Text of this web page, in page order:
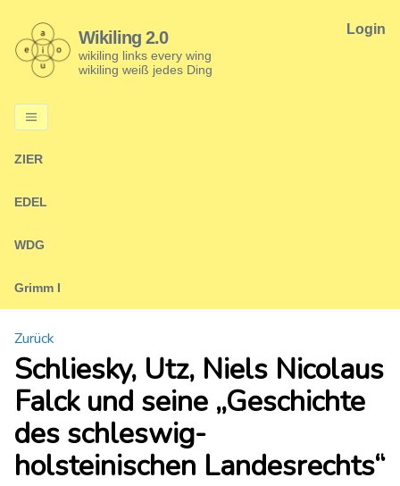
Wikiling 2.0
wikiling links every wing
wikiling weiß jedes Ding
Login
ZIER
EDEL
WDG
Grimm I
Zurück
Schliesky, Utz, Niels Nicolaus
Falck und seine „Geschichte
des schleswig-
holsteinischen Landesrechts“